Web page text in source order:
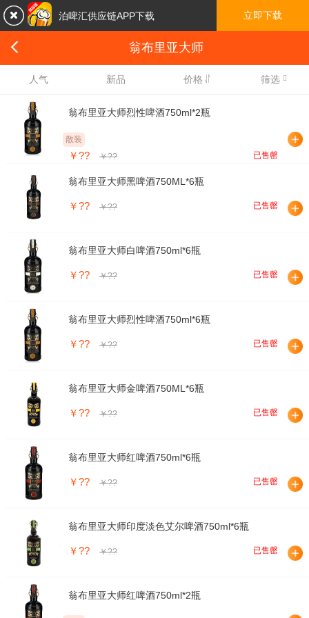
 翁布里亚大师
人气 新品 价格 筛选
翁布里亚大师烈性啤酒750ml*2瓶
散装
￥?? ￥?? 已售罄
翁布里亚大师黑啤酒750ML*6瓶
￥?? ￥?? 已售罄
翁布里亚大师白啤酒750ml*6瓶
￥?? ￥?? 已售罄
翁布里亚大师烈性啤酒750ml*6瓶
￥?? ￥?? 已售罄
翁布里亚大师金啤酒750ML*6瓶
￥?? ￥?? 已售罄
翁布里亚大师红啤酒750ml*6瓶
￥?? ￥?? 已售罄
翁布里亚大师印度淡色艾尔啤酒750ml*6瓶
￥?? ￥?? 已售罄
翁布里亚大师红啤酒750ml*2瓶
 泊啤汇供应链APP下载 立即下载